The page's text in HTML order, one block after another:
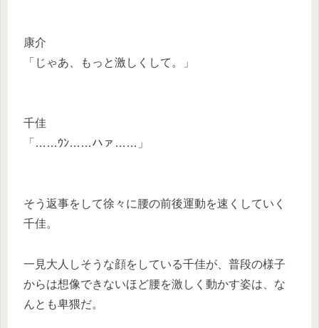
康介
「じゃあ、もっと激しくして。」
千佳
「……ｳﾝ……ハァ……」
そう返事をして徐々に腰の前後運動を速くしていく
千佳。
一見大人しそうな顔をしている千佳が、普段の様子
からは想像できないほど腰を激しく動かす姿は、な
んとも卑猥だ。